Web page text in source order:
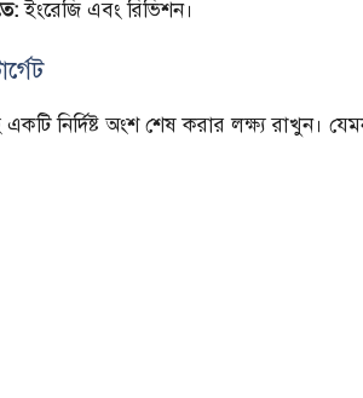
ইংরেজি এবং রিভিশন।
একটি নির্দিষ্ট অংশ শেষ করার লক্ষ্য রাখুন।